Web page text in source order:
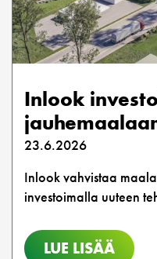
Inlook
23.6.2026
Inlook vahvistaa
investoimalla uuteen
LUE LISÄÄ